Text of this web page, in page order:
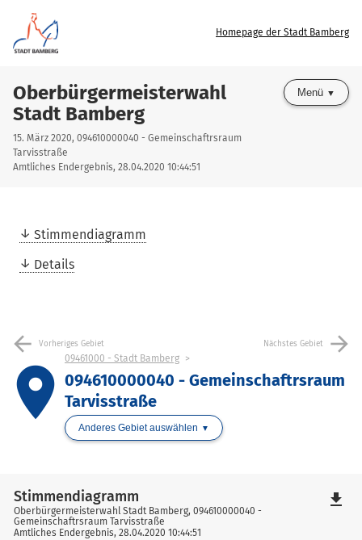
Homepage der Stadt Bamberg
Oberbürgermeisterwahl
Stadt Bamberg
15. März 2020, 094610000040 - Gemeinschaftrsraum
Tarvisstraße
Amtliches Endergebnis, 28.04.2020 10:44:51
Menü
Stimmendiagramm
Details
arrow_back Vorheriges Gebiet Nächstes Gebiet arrow_forward
place
09461000 - Stadt Bamberg
094610000040 - Gemeinschaftrsraum
Tarvisstraße
Anderes Gebiet auswählen
Stimmendiagramm
Oberbürgermeisterwahl Stadt Bamberg, 094610000040 -
Gemeinschaftrsraum Tarvisstraße
Amtliches Endergebnis, 28.04.2020 10:44:51
file_download